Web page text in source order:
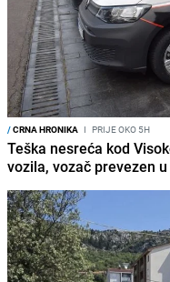
/CRNA HRONIKA I PRIJE OKO 5H
Teška nesreća kod
vozila, vozač prevezen